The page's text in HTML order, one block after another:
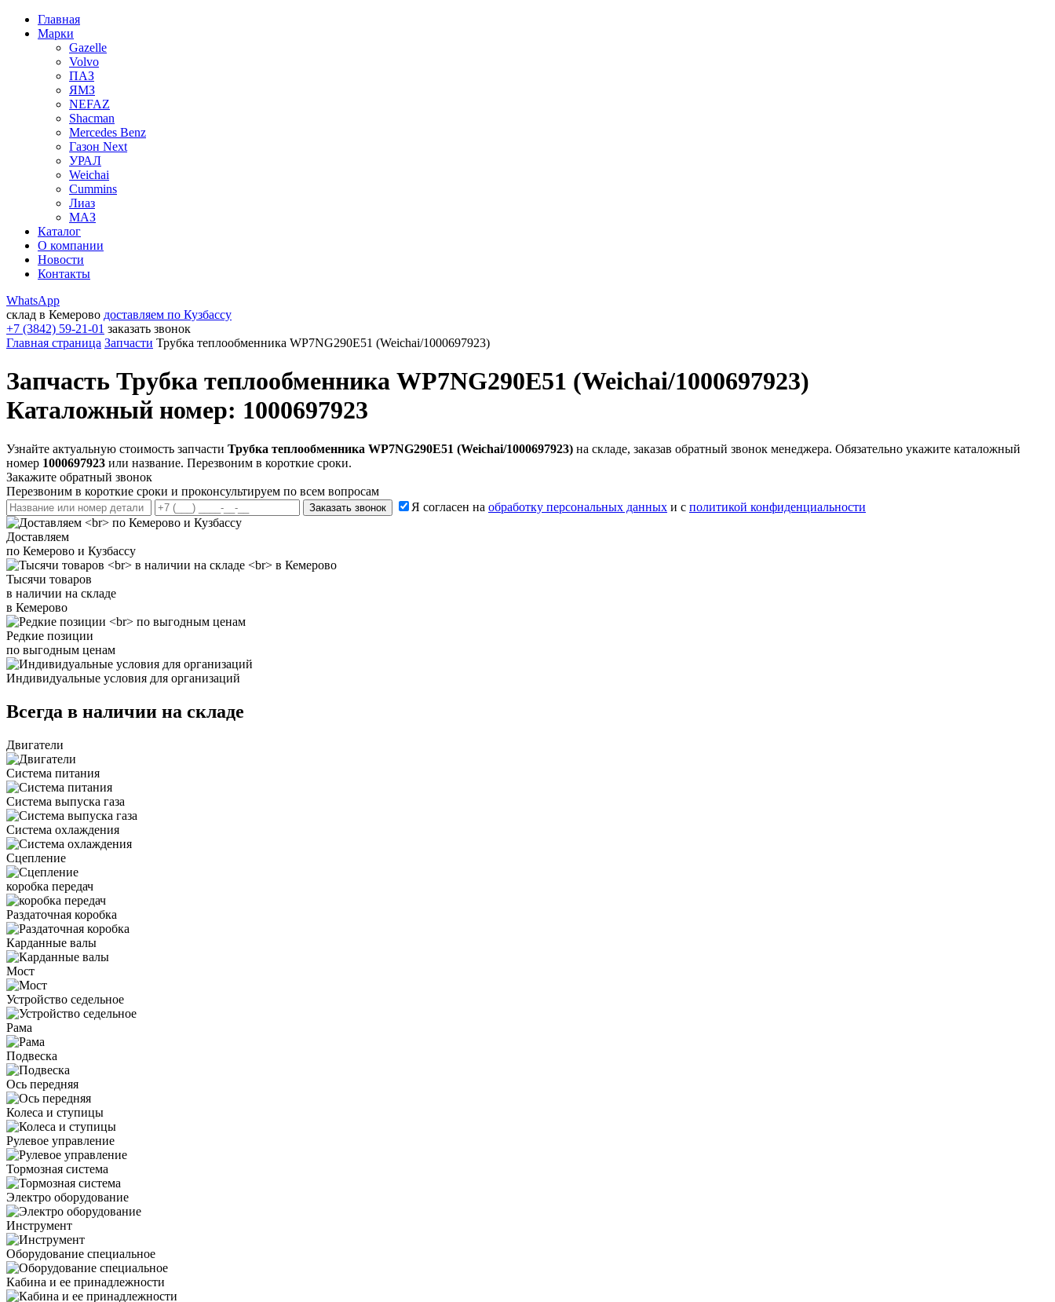
Главная
Марки
Gazelle
Volvo
ПАЗ
ЯМЗ
NEFAZ
Shacman
Mercedes Benz
Газон Next
УРАЛ
Weichai
Cummins
Лиаз
МАЗ
Каталог
О компании
Новости
Контакты
WhatsApp
склад в Кемерово доставляем по Кузбассу
+7 (3842) 59-21-01 заказать звонок
Главная страница Запчасти Трубка теплообменника WP7NG290E51 (Weichai/1000697923)
Запчасть Трубка теплообменника WP7NG290E51 (Weichai/1000697923)
Каталожный номер: 1000697923
Узнайте актуальную стоимость запчасти Трубка теплообменника WP7NG290E51 (Weichai/1000697923) на складе, заказав обратный звонок менеджера. Обязательно укажите каталожный
номер 1000697923 или название. Перезвоним в короткие сроки.
Закажите обратный звонок
Перезвоним в короткие сроки и проконсультируем по всем вопросам
Заказать звонок Я согласен на обработку персональных данных и с политикой конфиденциальности
Доставляем
по Кемерово и Кузбассу
Тысячи товаров
в наличии на складе
в Кемерово
Редкие позиции
по выгодным ценам
Индивидуальные условия для организаций
Всегда в наличии на складе
Двигатели
Система питания
Система выпуска газа
Система охлаждения
Сцепление
коробка передач
Раздаточная коробка
Карданные валы
Мост
Устройство седельное
Рама
Подвеска
Ось передняя
Колеса и ступицы
Рулевое управление
Тормозная система
Электро оборудование
Инструмент
Оборудование специальное
Кабина и ее принадлежности